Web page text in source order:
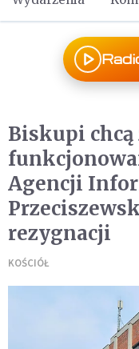
Biskupi
Agencji
rezygnacji
KOŚCIÓŁ